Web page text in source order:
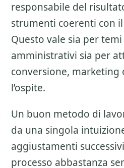
responsabile del
strumenti coerenti con
Questo vale sia per
amministrativi sia per
conversione, marketing
l’ospite.
Un buon metodo di
da una singola
aggiustamenti
processo abbastanza